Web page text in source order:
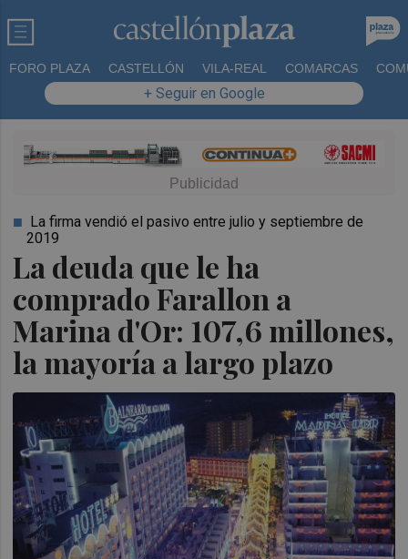
FORO PLAZA CASTELLÓN VILA-REAL COMARCAS
+ Seguir en Google
La deuda que le ha
comprado Farallon a
Marina d'Or: 107,6 millones,
la mayoría a largo plazo
La firma vendió el pasivo entre julio y septiembre de
2019